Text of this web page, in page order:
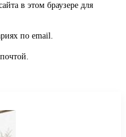
в этом браузере для
по email.